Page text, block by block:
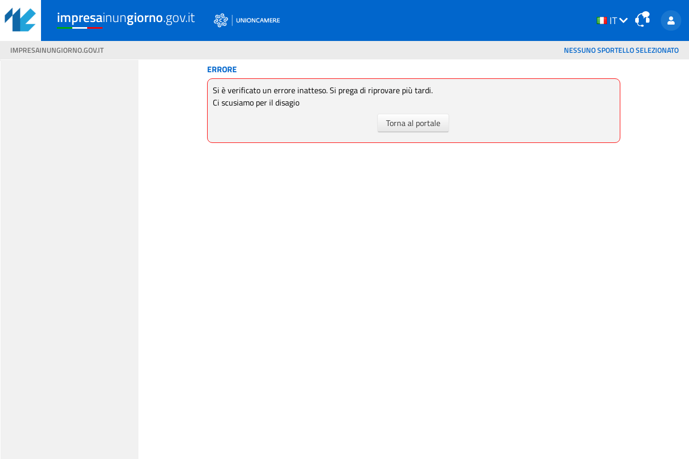
impresainungiorno.gov.it
IT
IT
IMPRESAINUNGIORNO.GOV.IT NESSUNO SPORTELLO SELEZIONATO
ERRORE
Si è verificato un errore inatteso. Si prega di riprovare più tardi.
Ci scusiamo per il disagio
Torna al portale